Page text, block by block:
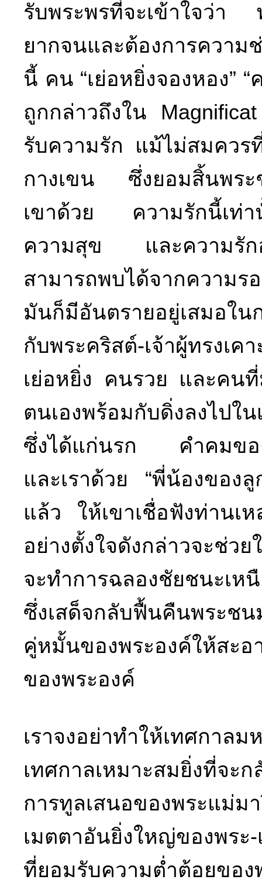
รับพระพรที่จะเข้าใจว่า
ยากจนและต้องการควา
นี้ คน “เย่อหยิ่งจองหอง”
ถูกกล่าวถึงใน
รับความรัก แม้ไม่สมควร
กางเขน ซึ่งยอมสิ้นพระ
เขาด้วย ความรักนี้เท่า
ความสุข และความรักอั
สามารถพบได้จากความ
มันก็มีอันตรายอยู่เสมอใน
กับพระคริสต์-เจ้าผู้ทรงเค
เย่อหยิ่ง คนรวย และคน
ตนเองพร้อมกับดิ่งลงไปใ
ซึ่งได้แก่นรก คำคมของ
และเราด้วย “พี่น้องของ
แล้ว ให้เขาเชื่อฟังท่านเ
อย่างตั้งใจดังกล่าวจะช่ว
จะทำการฉลองชัยชนะเห
ซึ่งเสด็จกลับฟื้นคืนพระชน
คู่หมั้นของพระองค์ให้สะ
ของพระองค์
เราจงอย่าทำให้เทศกา
เทศกาลเหมาะสมยิ่งที่จะ
การทูลเสนอของพระแม่
เมตตาอันยิ่งใหญ่ของพระ-
ที่ยอมรับความต่ำต้อยของ